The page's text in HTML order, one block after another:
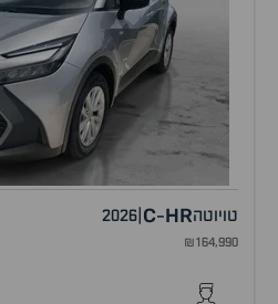
טויוטה C-HR
2026
₪164,990